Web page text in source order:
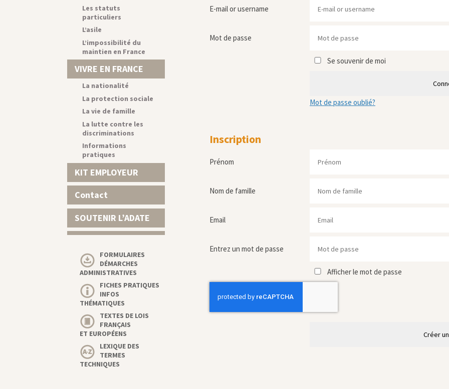
E-mail or username
Mot de passe
Se souvenir de moi
Mot de passe oublié?
Inscription
Prénom
Nom de famille
Email
Entrez un mot de passe
Afficher le mot de passe
Créer
Les statuts
particuliers
L’asile
L’impossibilité du
maintien en France
VIVRE EN FRANCE
La nationalité
La protection sociale
La vie de famille
La lutte contre les
discriminations
Informations
pratiques
KIT EMPLOYEUR
Contact
SOUTENIR L’ADATE
FORMULAIRES
DÉMARCHES
ADMINISTRATIVES
FICHES PRATIQUES
INFOS
THÉMATIQUES
TEXTES DE LOIS
FRANÇAIS
ET EUROPÉENS
LEXIQUE DES
TERMES
TECHNIQUES